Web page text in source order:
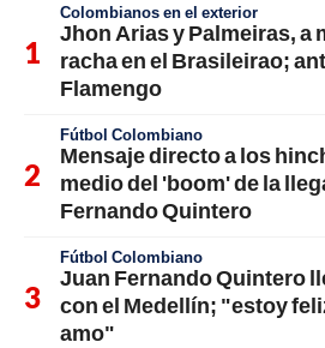
Colombianos en el exterior
Jhon Arias y Palmeiras, a
racha en el Brasileirao;
Flamengo
Fútbol Colombiano
Mensaje directo a los
medio del 'boom' de la
Fernando Quintero
Fútbol Colombiano
Juan Fernando Quintero
con el Medellín; "estoy
amo"